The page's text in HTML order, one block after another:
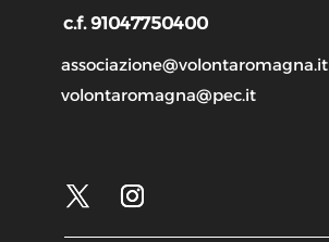
c.f. 91047750400
associazione@volontaromagna.it
volontaromagna@pec.it